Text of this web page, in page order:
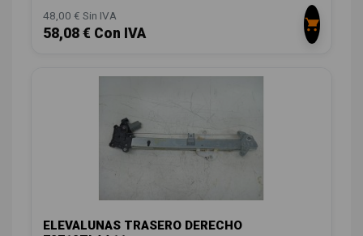
48,00 € Sin IVA
58,08 € Con IVA
ELEVALUNAS TRASERO DERECHO